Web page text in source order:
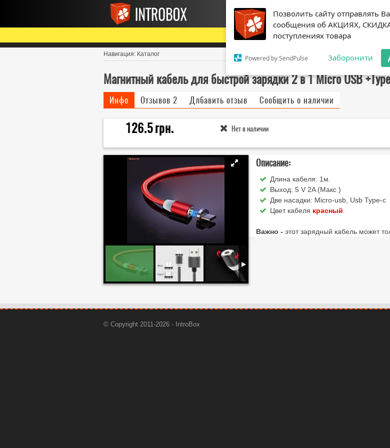
Позволить сайту отправлять
сообщения об АКЦИЯХ,
поступлениях товара
Powered by SendPulse Заборонити
Позволить сайту отправлять
сообщения об АКЦИЯХ,
поступлениях товара
Powered by SendPulse Заборонити
Главная Каталог Promo Оплата и
Дорогі друзі! З технічних причини магазин
Навигация: Каталог
Магнитный кабель для быстрой зарядки 2 в 1 Micro USB
Инфо Отзывов 2 Длбавить отзыв Сообщить о наличии
126.5грн. Нет в наличии
Описание:
Длина кабеля: 1м.
Выход: 5 V 2A (Макс )
Две насадки: Micro-usb, Usb Type-c
Цвет кабеля красный
Важно - этот зарядный кабель может
© Copyright 2011-2026 - IntroBox